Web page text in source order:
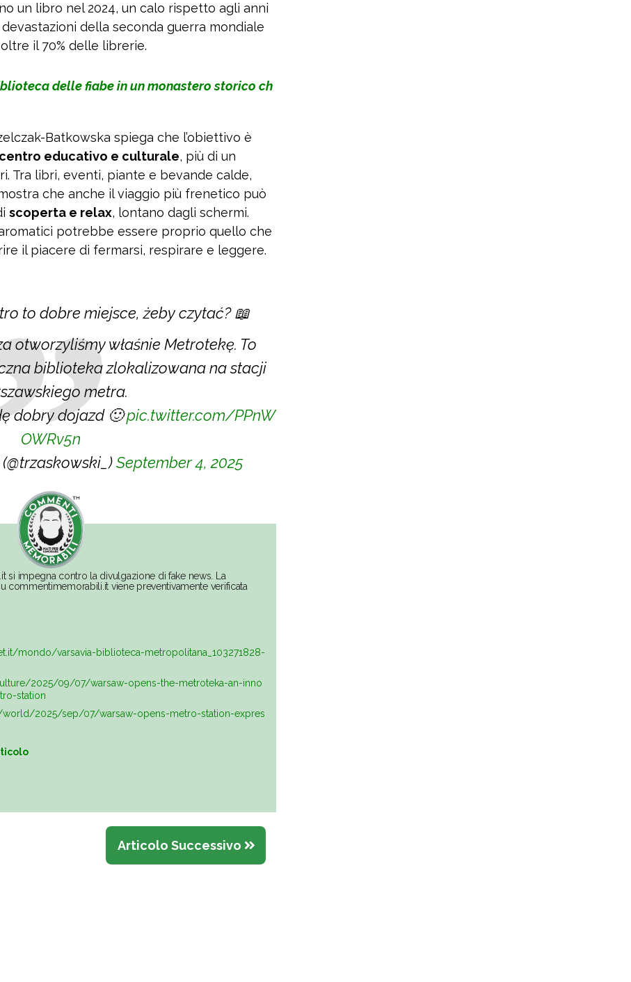
un libro nel 2024, un calo rispetto agli anni
della seconda guerra mondiale
il 70% delle librerie.
delle fiabe in un monastero storico ch
Batkowska spiega che l’obiettivo è
centro educativo e culturale, più di un
Tra libri, eventi, piante e bevande calde,
che anche il viaggio più frenetico può
scoperta e relax, lontano dagli schermi.
potrebbe essere proprio quello che
il piacere di fermarsi, respirare e leggere.
to dobre miejsce, żeby czytać? 📖
otworzyliśmy właśnie Metrotekę. To
biblioteka zlokalizowana na stacji
metra.
dobry dojazd 🙂pic.twitter.com/PPnW
OWRv5n
September 4, 2025
si impegna contro la divulgazione di fake news. La
commentimemorabili.it viene preventivamente verificata
mondo/varsavia-biblioteca-metropolitana_103271828-
2025/09/07/warsaw-opens-the-metroteka-an-inno
station
world/2025/sep/07/warsaw-opens-metro-station-expres
Articolo Successivo